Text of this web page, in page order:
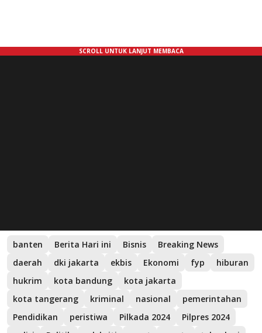
banten Berita Hari ini Bisnis
Breaking News
daerah
dki jakarta ekbis Ekonomi fyp
hiburan
hukrim
kota bandung
kota jakarta
kota tangerang
kriminal nasional
pemerintahan
Pendidikan
peristiwa Pilkada 2024
Pilpres 2024